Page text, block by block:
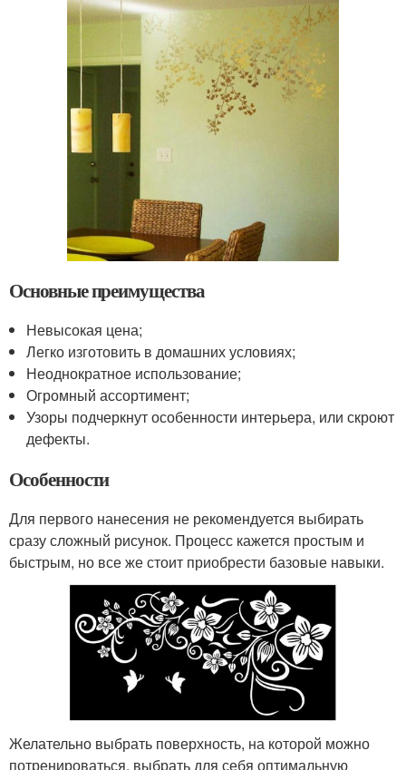
Основные преимущества
Невысокая цена;
Легко изготовить в домашних условиях;
Неоднократное использование;
Огромный ассортимент;
Узоры подчеркнут особенности интерьера, или скроют
дефекты.
Особенности
Для первого нанесения не рекомендуется выбирать
сразу сложный рисунок. Процесс кажется простым и
быстрым, но все же стоит приобрести базовые навыки.
Желательно выбрать поверхность, на которой можно
потренироваться, выбрать для себя оптимальную